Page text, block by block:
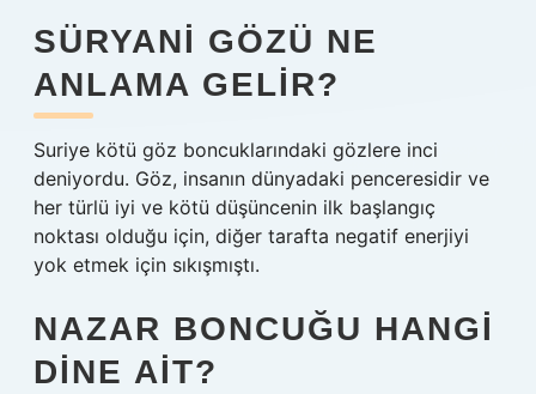
SÜRYANI GÖZÜ NE
ANLAMA GELIR?
Suriye kötü göz boncuklarındaki gözlere inci
deniyordu. Göz, insanın dünyadaki penceresidir ve
her türlü iyi ve kötü düşüncenin ilk başlangıç ​​
noktası olduğu için, diğer tarafta negatif enerjiyi
yok etmek için sıkışmıştı.
NAZAR BONCUĞU HANGI
DINE AIT?